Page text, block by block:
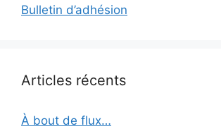
Bulletin d’adhésion
Articles récents
À bout de flux…